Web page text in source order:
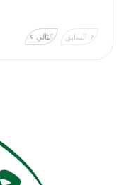
السابق التالي